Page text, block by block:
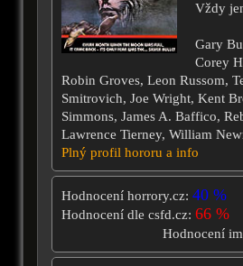
Vždy
Gary
Corey
Robin Groves, Leon Russom,
Smitrovich, Joe Wright, Kent
Simmons, James A. Baffico,
Lawrence Tierney, William
Plný profil hororu a info
Hodnocení horrory.cz: 40 %
Hodnocení dle csfd.cz: 66 %
Hodnocení